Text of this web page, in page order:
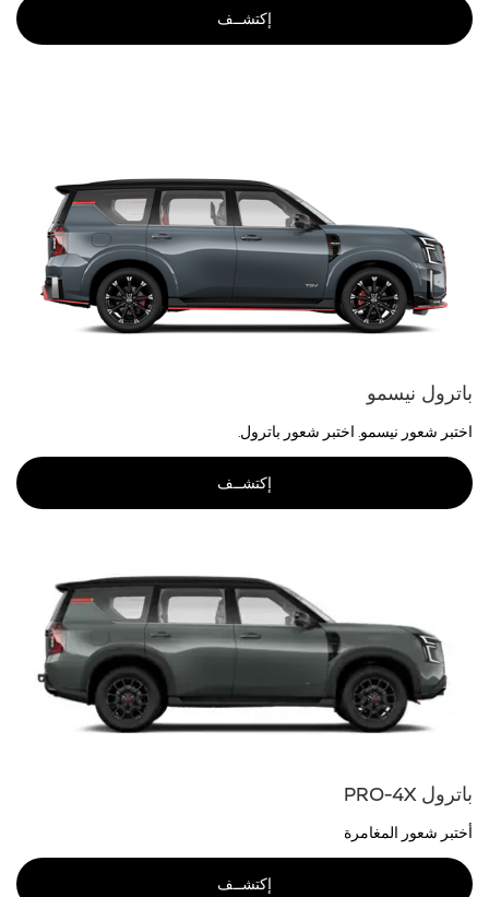
إكتشــف
باترول نيسمو
اختبر شعور نيسمو. اختبر شعور باترول.
إكتشــف
باترول PRO-4X
أختبر شعور المغامرة
إكتشــف